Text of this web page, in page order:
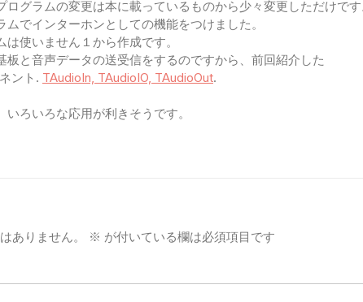
グラムの変更は本に載っているものから少々変更しただけです
でインターホンとしての機能をつけました。
使いません１から作成です。
と音声データの送受信をするのですから、前回紹介した
ント. TAudioIn, TAudioIO, TAudioOut.
ろいろな応用が利きそうです。
ありません。 ※ が付いている欄は必須項目です